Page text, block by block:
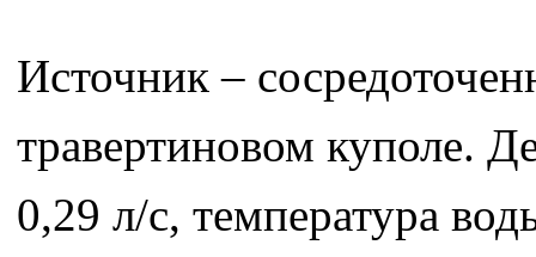
Источник –
травертиновом куполе.
0,29 л/с, температура